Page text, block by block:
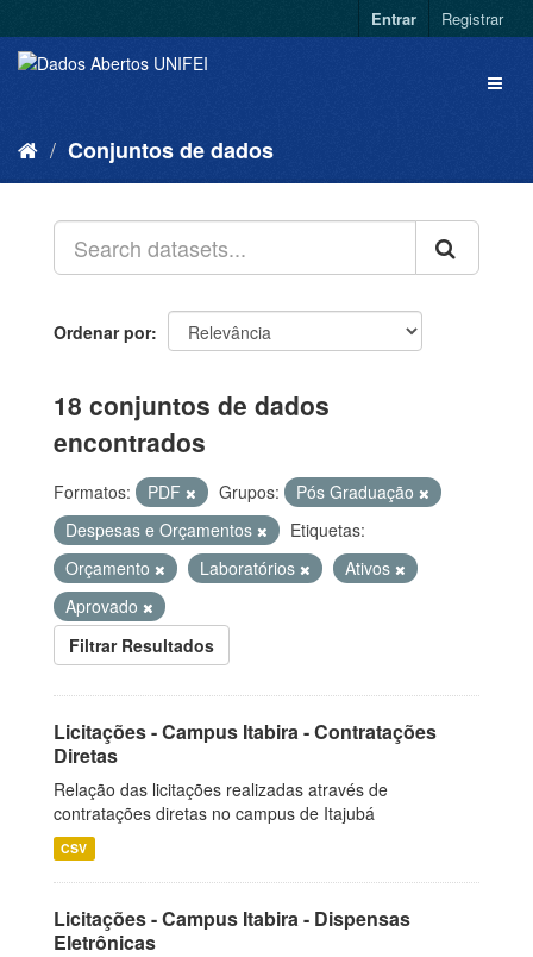
Entrar Registrar
Conjuntos de dados
Ordenar por
18 conjuntos de dados
encontrados
Formatos: PDF Grupos:
Pós Graduação
Despesas e Orçamentos
Etiquetas:
Orçamento
Laboratórios
Ativos
Aprovado
Filtrar Resultados
Licitações - Campus Itabira - Contratações
Diretas
Relação das licitações realizadas através de
contratações diretas no campus de Itajubá
CSV
Licitações - Campus Itabira - Dispensas
Eletrônicas